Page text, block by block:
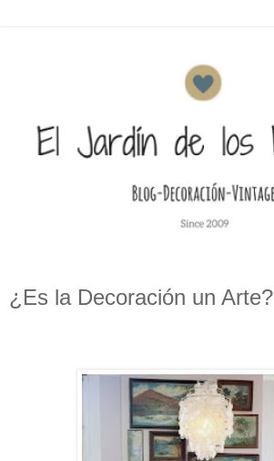
¿Es la Decoración un Arte?